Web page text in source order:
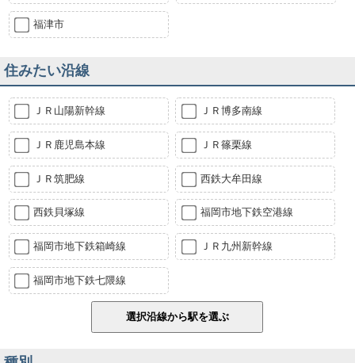
福津市
住みたい沿線
ＪＲ山陽新幹線 ＪＲ博多南線
ＪＲ鹿児島本線 ＪＲ篠栗線
ＪＲ筑肥線 西鉄大牟田線
西鉄貝塚線 福岡市地下鉄空港線
福岡市地下鉄箱崎線 ＪＲ九州新幹線
福岡市地下鉄七隈線